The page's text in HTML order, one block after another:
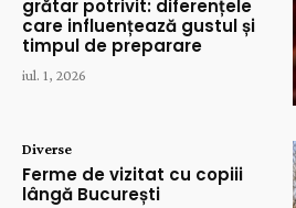
grătar potrivit: diferențele
care influențează gustul și
timpul de preparare
iul. 1, 2026
Diverse
Ferme de vizitat cu copiii
lângă București